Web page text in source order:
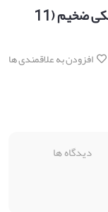
الکترود جوش پلاستیک PA پلی آمید مشکی ضخیم (11
افزودن به علاقمندی ها
دیدگاه ها